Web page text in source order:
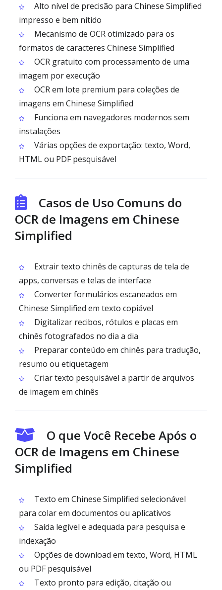
Alto nível de precisão para Chinese Simplified
impresso e bem nítido
Mecanismo de OCR otimizado para os
formatos de caracteres Chinese Simplified
OCR gratuito com processamento de uma
imagem por execução
OCR em lote premium para coleções de
imagens em Chinese Simplified
Funciona em navegadores modernos sem
instalações
Várias opções de exportação: texto, Word,
HTML ou PDF pesquisável
Casos de Uso Comuns do
OCR de Imagens em Chinese
Simplified
Extrair texto chinês de capturas de tela de
apps, conversas e telas de interface
Converter formulários escaneados em
Chinese Simplified em texto copiável
Digitalizar recibos, rótulos e placas em
chinês fotografados no dia a dia
Preparar conteúdo em chinês para tradução,
resumo ou etiquetagem
Criar texto pesquisável a partir de arquivos
de imagem em chinês
O que Você Recebe Após o
OCR de Imagens em Chinese
Simplified
Texto em Chinese Simplified selecionável
para colar em documentos ou aplicativos
Saída legível e adequada para pesquisa e
indexação
Opções de download em texto, Word, HTML
ou PDF pesquisável
Texto pronto para edição, citação ou